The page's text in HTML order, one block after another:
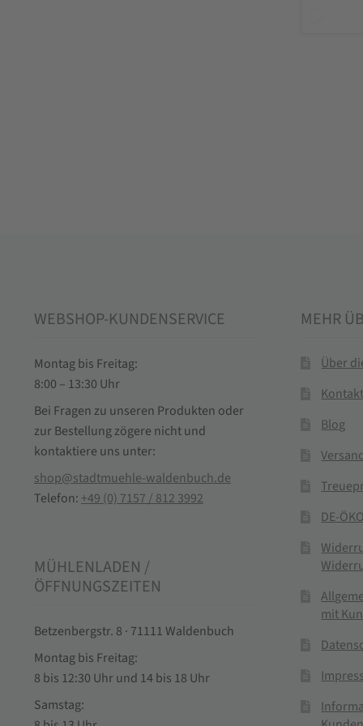
WEBSHOP-KUNDENSERVICE
Montag bis Freitag:
8:00 – 13:30 Uhr
Bei Fragen zu unseren Produkten oder
zur Bestellung zögere nicht und
kontaktiere uns unter:
shop@stadtmuehle-waldenbuch.de
Telefon: +49 (0) 7157 / 812 3992
MÜHLENLADEN /
ÖFFNUNGSZEITEN
Betzenbergstr. 8 · 71111 Waldenbuch
Montag bis Freitag:
8 bis 12:30 Uhr und 14 bis 18 Uhr
Samstag:
MEHR
Über
Kontakt
Blog
DE-
mit